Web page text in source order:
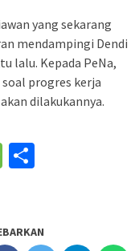
yang sekarang
mendampingi Dendi
lalu. Kepada PeNa,
progres kerja
dilakukannya.
Message